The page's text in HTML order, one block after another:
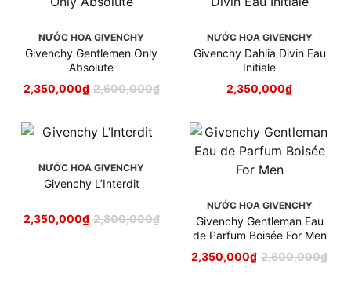
NƯỚC HOA GIVENCHY
Givenchy Gentlemen Only
Absolute
2,600,000₫
2,350,000₫
NƯỚC HOA GIVENCHY
Givenchy Dahlia Divin Eau
Initiale
2,350,000₫
NƯỚC HOA GIVENCHY
Givenchy L’Interdit
2,800,000₫
2,350,000₫
NƯỚC HOA GIVENCHY
Givenchy Gentleman Eau
de Parfum Boisée For Men
2,600,000₫
2,350,000₫